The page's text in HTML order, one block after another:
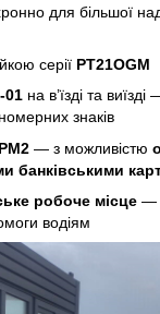
для більшої
серії РT21OGM
01 на в’їзді та
знаків
— з можливістю
банківськими
робоче місце —
водіям